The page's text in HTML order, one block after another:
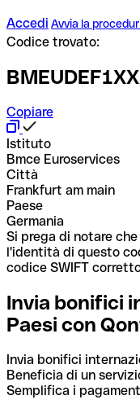
Accedi Avvia la
Codice trovato:
Copiare
Istituto
Bmce Euroservices
Città
Frankfurt am main
Paese
Germania
Si prega di notare
l'identità di questo
codice SWIFT
Invia bonifici
Paesi con
Invia bonifici
Beneficia di un
Semplifica i